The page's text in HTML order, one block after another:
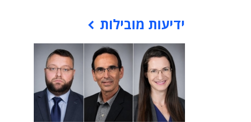
ידיעות מובילות